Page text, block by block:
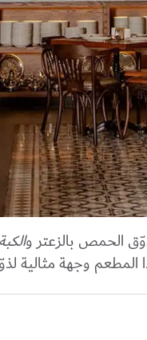
الحمص بالزعتر والكبة
المطعم وجهة مثالية